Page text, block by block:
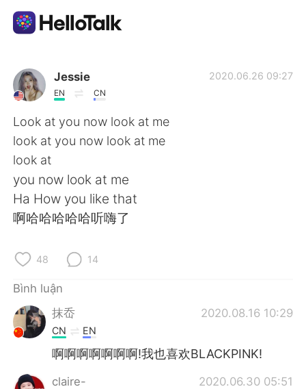
Ứng dụng trao đổi ngôn ngữ
AI Grammar Checker
Tiếng Việt
English
Deutsch
Русский
ไทย
Jessie
EN CN
2020.06.26 09:27
Look at you now look at me
look at you now look at me
look at
you now look at me
Ha How you like that
啊哈哈哈哈哈听嗨了
48 14
Bình luận
抹岙
2020.08.16 10:29
CN EN
啊啊啊啊啊啊啊!我也喜欢BLACKPINK!
claire- 2020.06.30 05:51